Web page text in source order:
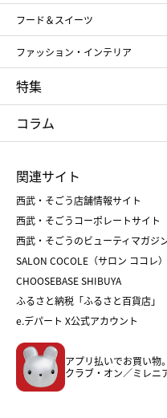
スポーツ・アウトドア
お中元
SHISEIDO
ポール&ジョー ボーテ
NARS
RMK
クリニーク
フード＆スイーツ
アンリ・シャルパンティエ
ゴディバ
たねや
ねんりん家
ファッション・インテリア
ポロ ラルフ ローレン
タケオ キクチ
シュタイフ
特集
お中元
ひな人形
父の日
クリスマスケーキ
ホワイトデー
コラム
菓子折り
和菓子
人気のギフト
バレンタイン
おせち
フード
ホーム・キッチン＆アート
関連サイト
西武・そごう店舗情報サイト
西武・そごうコーポレートサイト
西武・そごうのビューティマガジ
SALON COCOLE（サロン ココレ）
CHOOSEBASE SHIBUYA
ふるさと納税「ふるさと百貨店」
e.デパート X公式アカウント
アプリ払いでお買い物。
クラブ・オン／ミレニ